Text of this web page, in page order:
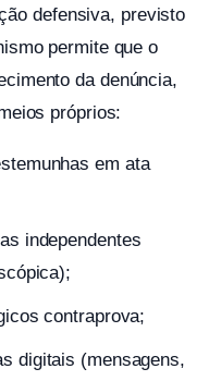
defensiva, previsto
permite que o
da denúncia,
próprios:
em ata
independentes
contraprova;
digitais (mensagens,